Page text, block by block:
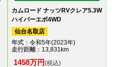
カムロード ナッツRVクレア5.3W
ハイパーエボ4WD
仙台名取店
年式：令和5年(2023年)
走行距離：13,831km
1458万円(税込)